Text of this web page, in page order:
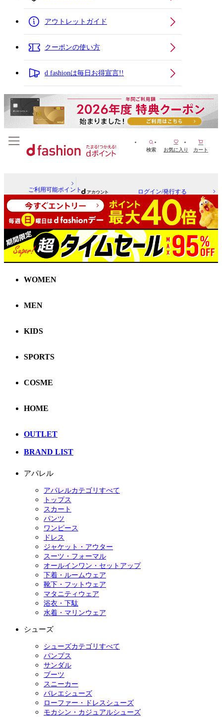
アウトレットガイド
クーポンの使い方
d fashionは毎日お得宣言!!
検索 お気に入り カート
ご利用可能ポイント ログイン/発行する
WOMEN
MEN
KIDS
SPORTS
COSME
HOME
OUTLET
BRAND LIST
アパレル
アパレルカテゴリすべて
トップス
スカート
パンツ
ワンピース
ドレス
ジャケット・アウター
スーツ・フォーマル
オールインワン・セットアップ
下着・ルームウェア
靴下・フットウェア
マタニティウェア
浴衣・下駄
水着・マリンウェア
シューズ
シューズカテゴリすべて
パンプス
サンダル
ブーツ
スニーカー
バレエシューズ
ローファー・ドレスシューズ
モカシン・カジュアルシューズ